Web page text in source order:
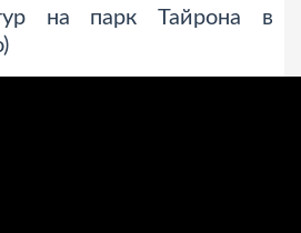
на парк Тайрона в